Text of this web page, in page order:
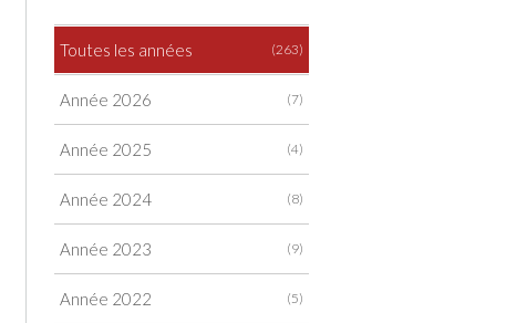
(263)
Toutes les années
(7)
Année 2026
(4)
Année 2025
(8)
Année 2024
(9)
Année 2023
(5)
Année 2022